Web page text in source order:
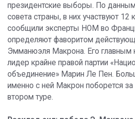
президентские выборы. По данным
совета страны, в них участвуют 12
сообщили эксперты НОМ во
определяют фаворитом
Эмманюэля Макрона. Его главным
лидер крайне правой партии
объединение» Марин Ле Пен.
именно с ней Макрон поборется
втором туре.